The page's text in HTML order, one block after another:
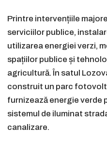
Printre intervențiile
serviciilor publice,
utilizarea energiei verzi,
spațiilor publice și
agricultură. În satul
construit un parc
furnizează energie verde
sistemul de iluminat
canalizare.